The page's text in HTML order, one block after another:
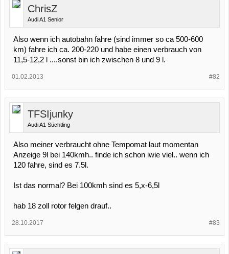
ChrisZ
Audi A1 Senior
Also wenn ich autobahn fahre (sind immer so ca 500-600
km) fahre ich ca. 200-220 und habe einen verbrauch von
11,5-12,2 l ....sonst bin ich zwischen 8 und 9 l.
#82
01.02.2013
TFSIjunky
Audi A1 Süchtling
Also meiner verbraucht ohne Tempomat laut momentan
Anzeige 9l bei 140kmh.. finde ich schon iwie viel.. wenn ich
120 fahre, sind es 7.5l.
Ist das normal? Bei 100kmh sind es 5,x-6,5l
hab 18 zoll rotor felgen drauf..
#83
28.10.2017